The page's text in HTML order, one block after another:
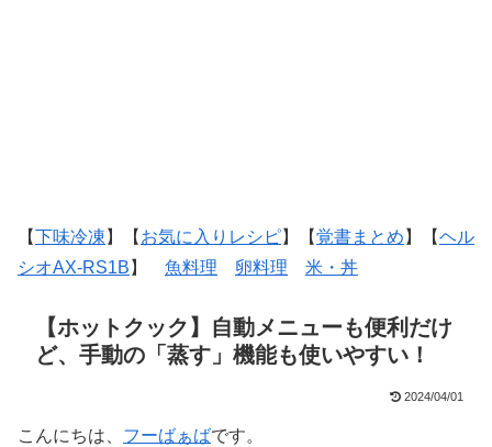
【下味冷凍 】【 お気に入りレシピ】【覚書まとめ 】【ヘル
シオAX-RS1B 】 魚料理 卵料理 米・丼
【ホットクック】自動メニューも便利だけ
ど、手動の「蒸す」機能も使いやすい！
2024/04/01
こんにちは、 フーばぁばです。